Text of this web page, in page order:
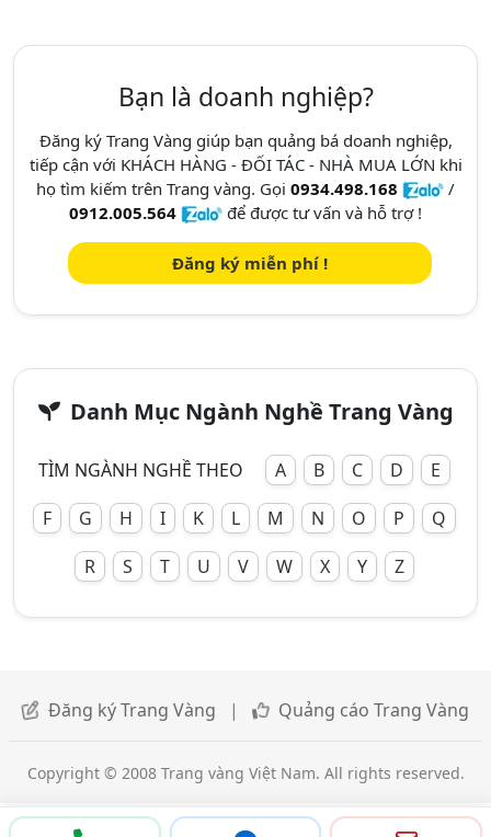
Bạn là doanh nghiệp?
Đăng ký Trang Vàng giúp bạn quảng bá doanh nghiệp,
tiếp cận với KHÁCH HÀNG - ĐỐI TÁC - NHÀ MUA LỚN khi
họ tìm kiếm trên Trang vàng. Gọi 0934.498.168
/
0912.005.564
để được tư vấn và hỗ trợ !
Đăng ký miễn phí !
Danh Mục Ngành Nghề Trang Vàng
TÌM NGÀNH NGHỀ THEO A B C D
E
F
G H I K L M N O P
Q
R
S T U V W X Y Z
Đăng ký Trang Vàng | Quảng cáo Trang Vàng
Copyright © 2008 Trang vàng Việt Nam. All rights reserved.